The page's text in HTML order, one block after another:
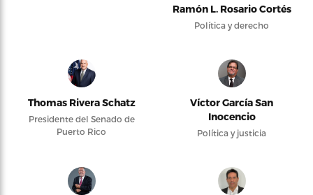
Ramón L. Rosario Cortés
Política y derecho
Thomas Rivera Schatz
Presidente del Senado de
Puerto Rico
Víctor García San
Inocencio
Política y justicia